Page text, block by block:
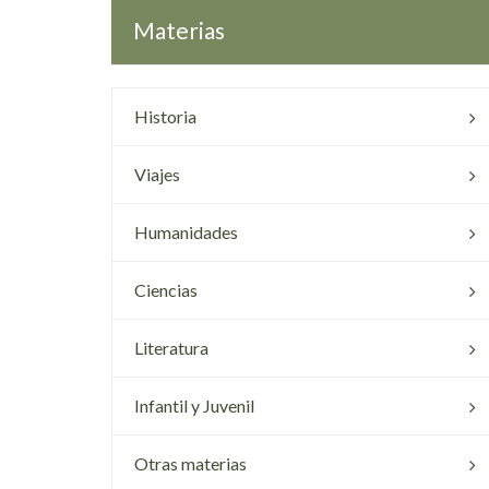
Materias
Historia
Viajes
Humanidades
Ciencias
Literatura
Infantil y Juvenil
Otras materias